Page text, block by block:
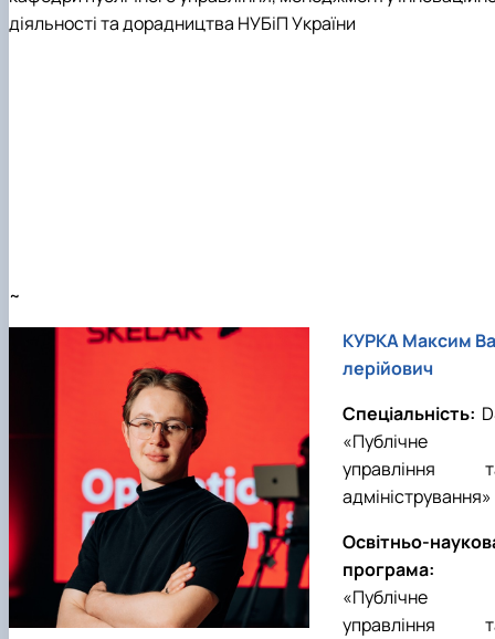
діяльності та дорадництва НУБіП України
~
КУРКА Максим Ва
лерійович
Спеціальність: D
«Публічне
управління
адміністрування»
Освітньо-
програма:
«Публічне
управління